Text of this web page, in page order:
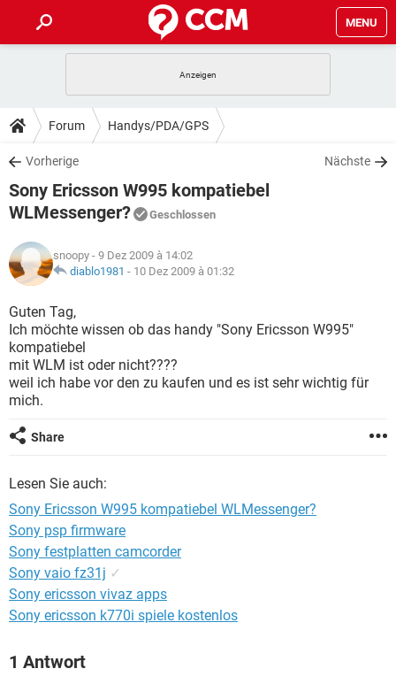
MENU
ANDROID IOS
WINDOWS 10
WHATSAPP TIKTOK
FACEBOOK HARDWARE
TIPPS & TRICKS
SPIELE STREAMING
WINDOWS 10
FACEBOOK HARDWARE
DOWNLOADS
SPIELE STREAMING
ANDROID IOS
WINDOWS 10
WHATSAPP
FACEBOOK
FORUM
ANDROID IOS
WHATSAPP TIKTOK
FACEBOOK
LEXIKON
SPIELE
ANDROID
WINDOWS 10
WHATSAPP
FACEBOOK
Forum Handys/PDA/GPS
Vorherige Nächste
Sony Ericsson W995 kompatiebel
WLMessenger?
Geschlossen
snoopy - 9 Dez 2009 à 14:02
diablo1981 - 10 Dez 2009 à 01:32
Guten Tag,
Ich möchte wissen ob das handy "Sony Ericsson W995"
kompatiebel
mit WLM ist oder nicht????
weil ich habe vor den zu kaufen und es ist sehr wichtig für
mich.
Share
Lesen Sie auch:
Sony Ericsson W995 kompatiebel WLMessenger?
Sony psp firmware
Sony festplatten camcorder
Sony vaio fz31j ✓
Sony ericsson vivaz apps
Sony ericsson k770i spiele kostenlos
1 Antwort